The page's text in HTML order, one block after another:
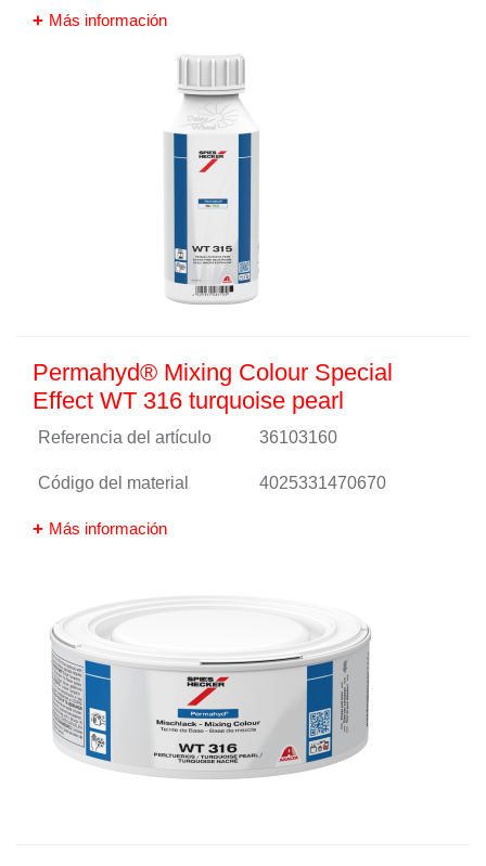
Más información
Permahyd® Mixing Colour Special
Effect WT 316 turquoise pearl
Referencia del artículo 36103160
Código del material 4025331470670
Más información